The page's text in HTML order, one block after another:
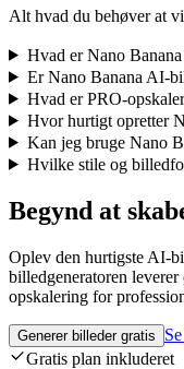
Alt hvad du behøver at
Hvad er Nano
Er Nano Banana AI-
Hvad er PRO-
Hvor hurtigt opretter
Kan jeg bruge Nano
Hvilke stile og
Begynd at
Oplev den hurtigste AI-
billedgeneratoren
opskalering for
Generer billeder gratis
Gratis plan inkluderet